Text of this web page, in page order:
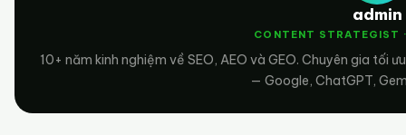
admin
CONTENT STRATEGIST
10+ năm kinh nghiệm về SEO, AEO và GEO. Chuyên gia
— Google, ChatGPT,